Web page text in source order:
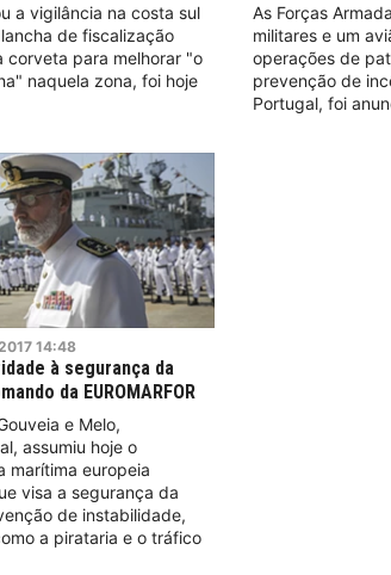
a vigilância na costa sul
de fiscalização
corveta para melhorar "o
naquela zona, foi hoje
As Forças
militares e um
operações de
prevenção de
Portugal, foi
14:48
à segurança da
da EUROMARFOR
e Melo,
assumiu hoje o
marítima europeia
visa a segurança da
de instabilidade,
a pirataria e o tráfico